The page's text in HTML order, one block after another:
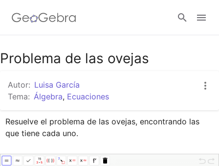
Google Classroom
GeoGebra Classroom
Abrir sesión
Problema de las ovejas
Autor: Luisa García
Tema: Álgebra, Ecuaciones
Resuelve el problema de las ovejas, encontrando las
que tiene cada uno.